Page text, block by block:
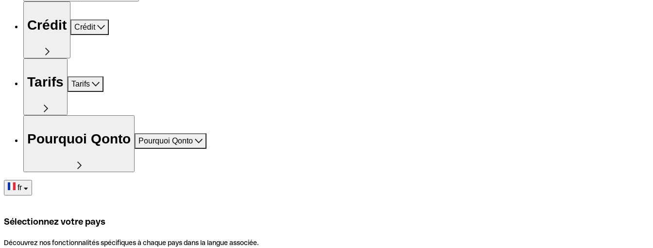
Crédit Crédit
Tarifs Tarifs
Pourquoi Qonto Pourquoi Qonto
fr
Sélectionnez votre pays
Découvrez nos fonctionnalités spécifiques à chaque pays dans la langue associée.